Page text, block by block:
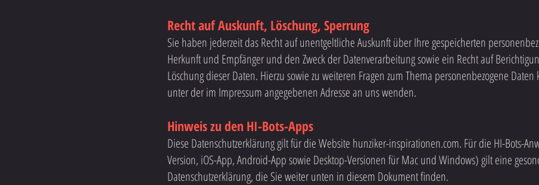
Recht auf Auskunft, Löschung, Sperrung
Sie haben jederzeit das Recht auf unentgeltliche Auskunft über Ihre gespeicherten
Herkunft und Empfänger und den Zweck der Datenverarbeitung sowie ein Recht auf
Löschung dieser Daten. Hierzu sowie zu weiteren Fragen zum Thema personenbezogene
unter der im Impressum angegebenen Adresse an uns wenden.
Hinweis zu den HI-Bots-Apps
Diese Datenschutzerklärung gilt für die Website hunziker-inspirationen.com. Für die HI-Bots-
Version, iOS-App, Android-App sowie Desktop-Versionen für Mac und Windows) gilt eine
Datenschutzerklärung, die Sie weiter unten in diesem Dokument finden.